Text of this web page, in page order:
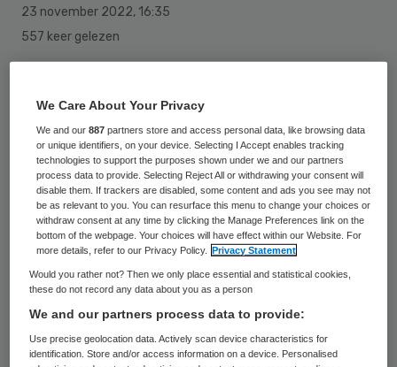
23 november 2022, 16:35
557 keer gelezen
apparaten van Philips zorgen niet dat
ziekenhuizen aarzelen om andere
apparaten van het zorgtechnologiebedrijf
te kopen. “We praten met veel klanten over
oplossingen voor de grote problemen van de
zorg. Ik merk niets van twijfel”, laat het
hoofd van de Precision Diagnostics-tak van
Philips Kees Wesdorp weten.
Die oplossingen bestaan uit innovaties die
We Care About Your Privacy
We and our887 partners store and access personal data, like browsing data
or unique identifiers, on your device. Selecting I Accept enables tracking
technologies to support the purposes shown under we and our partners
process data to provide. Selecting Reject All or withdrawing your consent will
disable them. If trackers are disabled, some content and ads you see may not
be as relevant to you. You can resurface this menu to change your choices or
withdraw consent at any time by clicking the Manage Preferences link on the
bottom of the webpage. Your choices will have effect within our Website. For
more details, refer to our Privacy Policy.
Privacy Statement
Would you rather not? Then we only place essential and statistical cookies,
these do not record any data about you as a person
We and our partners process data to provide:
Use precise geolocation data. Actively scan device characteristics for
identification. Store and/or access information on a device. Personalised